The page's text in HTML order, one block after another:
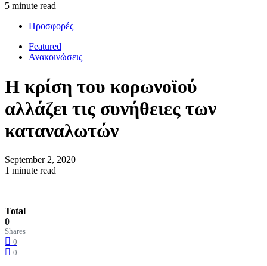
5 minute read
Προσφορές
Featured
Ανακοινώσεις
Η κρίση του κορωνοϊού
αλλάζει τις συνήθειες των
καταναλωτών
September 2, 2020
1 minute read
Total
0
Shares
0
0